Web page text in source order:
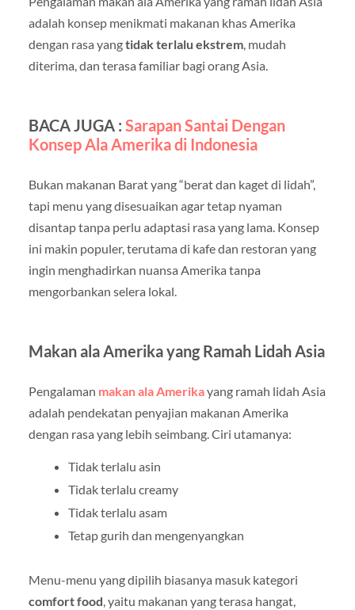
adalah konsep menikmati makanan khas Amerika
dengan rasa yangtidak terlalu ekstrem, mudah
diterima, dan terasa familiar bagi orang Asia.
BACA JUGA : Sarapan Santai Dengan
Konsep Ala Amerika di Indonesia
Bukan makanan Barat yang “berat dan kaget di lidah”,
tapi menu yang disesuaikan agar tetap nyaman
disantap tanpa perlu adaptasi rasa yang lama. Konsep
ini makin populer, terutama di kafe dan restoran yang
ingin menghadirkan nuansa Amerika tanpa
mengorbankan selera lokal.
Makan ala Amerika yang Ramah Lidah Asia
Pengalaman makan ala Amerikayang ramah lidah Asia
adalah pendekatan penyajian makanan Amerika
dengan rasa yang lebih seimbang. Ciri utamanya:
Tidak terlalu asin
Tidak terlalu creamy
Tidak terlalu asam
Tetap gurih dan mengenyangkan
Menu-menu yang dipilih biasanya masuk kategori
comfort food, yaitu makanan yang terasa hangat,